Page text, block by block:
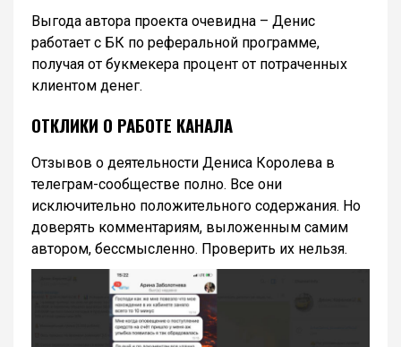
Выгода автора проекта очевидна – Денис
работает с БК по реферальной программе,
получая от букмекера процент от потраченных
клиентом денег.
ОТКЛИКИ О РАБОТЕ КАНАЛА
Отзывов о деятельности Дениса Королева в
телеграм-сообществе полно. Все они
исключительно положительного содержания. Но
доверять комментариям, выложенным самим
автором, бессмысленно. Проверить их нельзя.